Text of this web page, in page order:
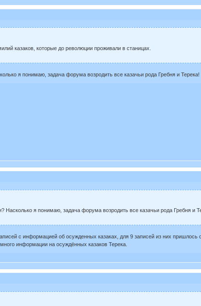
казаков, которые до революции проживали в станицах.
я понимаю, задача форума возродить все казачьи рода Гребня и Терека!
Насколько я понимаю, задача форума возродить все казачьи рода Гребня и
с информацией об осужденных казаках, для 9 записей из них
информации на осуждённых казаков Терека.